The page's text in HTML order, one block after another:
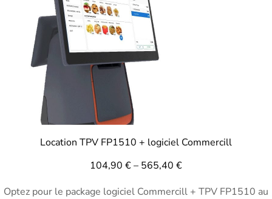
Location TPV FP1510 + logiciel Commercill
104,90 €– 565,40 €
Optez pour le package logiciel Commercill + TPV FP1510 au